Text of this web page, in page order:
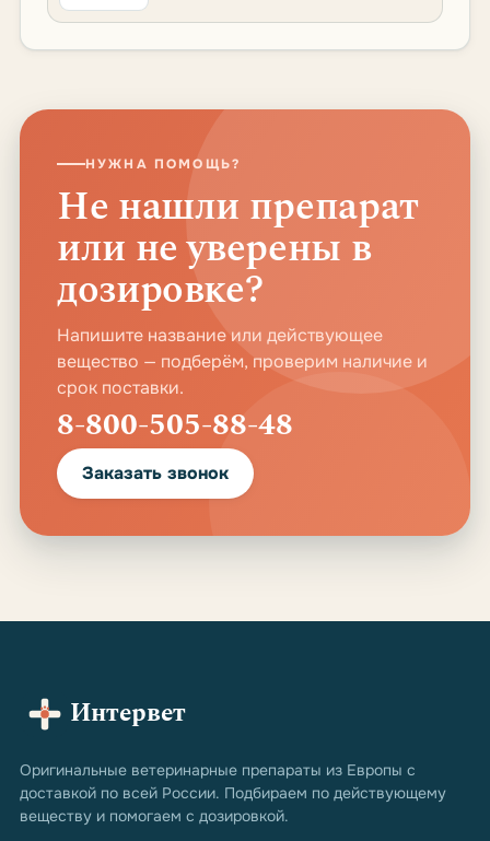
НУЖНА ПОМОЩЬ?
Не нашли препарат
или не уверены в
дозировке?
Напишите название или действующее
вещество — подберём, проверим наличие и
срок поставки.
8-800-505-88-48
Заказать звонок
Интервет
Оригинальные ветеринарные препараты из Европы с
доставкой по всей России. Подбираем по действующему
веществу и помогаем с дозировкой.